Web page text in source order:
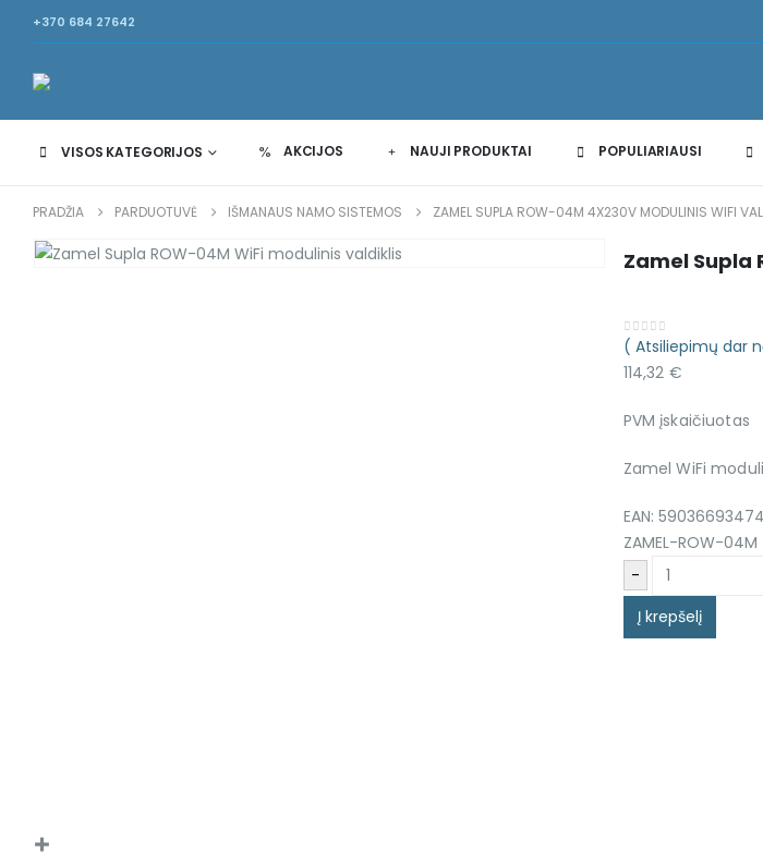
+370 684 27642
VISOS KATEGORIJOS AKCIJOS NAUJI PRODUKTAI POPULIARIAUSI
PRADŽIA PARDUOTUVĖ IŠMANAUS NAMO SISTEMOS ZAMEL SUPLA ROW-04M 4X230V MODULINIS WIFI
Zamel Supla
0 out of 5
( Atsiliepimų dar
114,32 €
PVM įskaičiuotas
Zamel WiFi
EAN:
ZAMEL-ROW-04M
-
Į krepšelį